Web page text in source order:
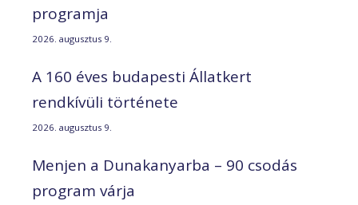
programja
2026. augusztus 9.
A 160 éves budapesti Állatkert
rendkívüli története
2026. augusztus 9.
Menjen a Dunakanyarba – 90 csodás
program várja